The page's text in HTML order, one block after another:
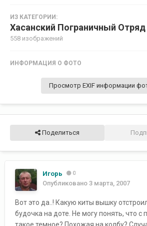
ИЗ КАТЕГОРИИ:
Хасанский Пограничный
558 изображений
ИНФОРМАЦИЯ О ФОТО
Просмотр EXIF информации
Поделиться
Игорь 0
Опубликовано 3 марта, 2007
Вот это да..! Какую киты вышку
будочка на доте. Не могу понять, что с
такое темное? Похожая на колбу?